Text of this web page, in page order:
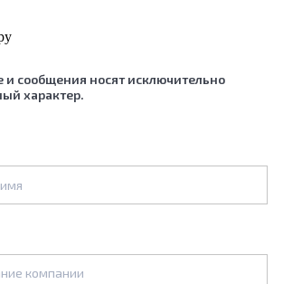
сообщения носят исключительно
характер.